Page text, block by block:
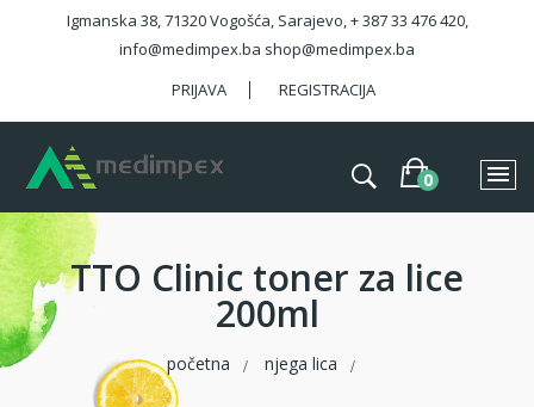
Igmanska 38, 71320 Vogošća, Sarajevo, + 387 33 476 420,
info@medimpex.ba shop@medimpex.ba
PRIJAVA
REGISTRACIJA
TTO Clinic toner za lice
200ml
početna njega lica